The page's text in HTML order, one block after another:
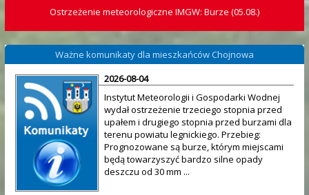
Ostrzeżenie meteorologiczne IMGW: Burze (05.08.)
Ważne komunikaty dla mieszkańców Chojnowa
2026-08-04
Instytut Meteorologii i Gospodarki Wodnej
wydał ostrzeżenie trzeciego stopnia przed
upałem i drugiego stopnia przed burzami dla
terenu powiatu legnickiego. Przebieg:
Prognozowane są burze, którym miejscami
będą towarzyszyć bardzo silne opady
deszczu od 30 mm ...